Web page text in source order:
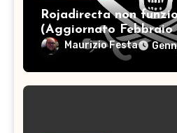
Rojadirecta non
(Aggiornato Febbraio
alternative migliori
Maurizio Festa